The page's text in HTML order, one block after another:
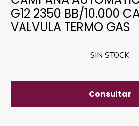
G12 2350 BB/10.000
VALVULA TERMO GAS
SIN STOCK
Consultar